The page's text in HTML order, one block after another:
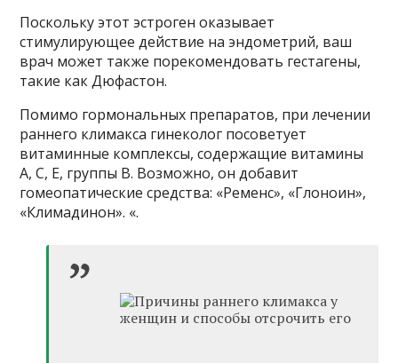
Поскольку этот эстроген оказывает
стимулирующее действие на эндометрий, ваш
врач может также порекомендовать гестагены,
такие как Дюфастон.
Помимо гормональных препаратов, при лечении
раннего климакса гинеколог посоветует
витаминные комплексы, содержащие витамины
А, С, Е, группы В. Возможно, он добавит
гомеопатические средства: «Ременс», «Глоноин»,
«Климадинон». «.